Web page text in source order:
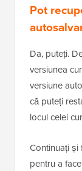
Pot
Da, puteți.
versiunea
versiune
că puteți
locul celei
Continuați și
pentru a